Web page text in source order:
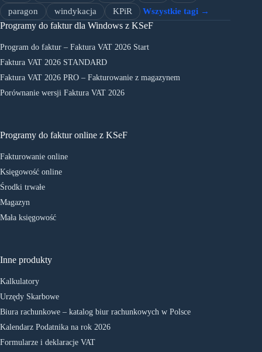
paragon
windykacja KPiR Wszystkie tagi →
Programy do faktur dla Windows z KSeF
Program do faktur – Faktura VAT 2026 Start
Faktura VAT 2026 STANDARD
Faktura VAT 2026 PRO – Fakturowanie z magazynem
Porównanie wersji Faktura VAT 2026
Programy do faktur online z KSeF
Fakturowanie online
Księgowość online
Środki trwałe
Magazyn
Mała księgowość
Inne produkty
Kalkulatory
Urzędy Skarbowe
Biura rachunkowe – katalog biur rachunkowych w Polsce
Kalendarz Podatnika na rok 2026
Formularze i deklaracje VAT